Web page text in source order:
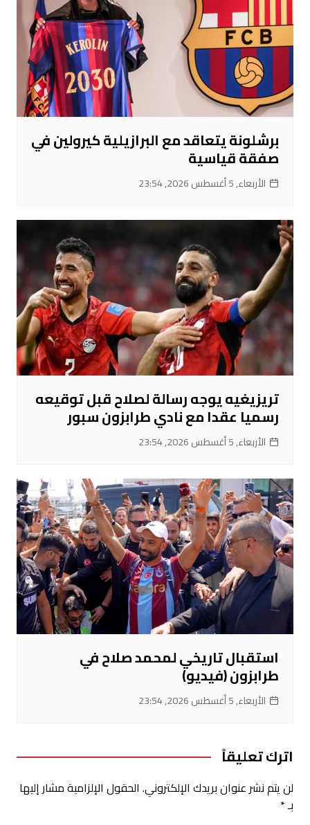
برشلونة يتعاقد مع البرازيلية كيرولين في
صفقة قياسية
الأربعاء, 5 أغسطس 2026, 23:54
تريزيغيه يوجه رسالة لصلاح قبل توقيعه
رسميا عقدا مع نادي طرابزون سبور
الأربعاء, 5 أغسطس 2026, 23:54
استقبال تاريخي لمحمد صلاح في
طرابزون (فيديو)
الأربعاء, 5 أغسطس 2026, 23:54
اترك تعليقاً
لن يتم نشر عنوان بريدك الإلكتروني. الحقول الإلزامية مشار إليها
بـ*